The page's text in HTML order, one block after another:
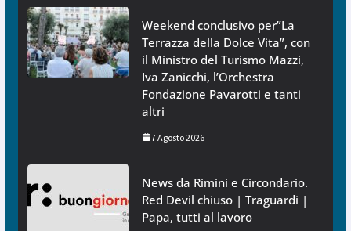
Weekend conclusivo per”La
Terrazza della Dolce Vita”, con
il Ministro del Turismo Mazzi,
Iva Zanicchi, l’Orchestra
Fondazione Pavarotti e tanti
altri
7 Agosto 2026
News da Rimini e Circondario.
Red Devil chiuso | Traguardi |
Papa, tutti al lavoro